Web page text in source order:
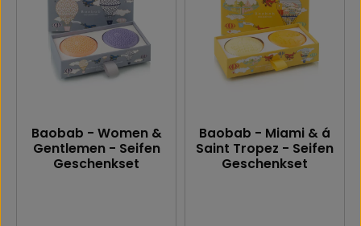
Baobab - Women &
Gentlemen - Seifen
Geschenkset
Baobab - Miami & á
Saint Tropez - Seifen
Geschenkset